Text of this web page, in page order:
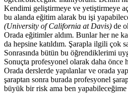
Kendimi geliştirmeye ve yetiştirmeye
bu alanda eğitim alarak bu işi
(University of California at Davis) de
Orada eğitimler aldım. Bunlar her ne
da hepsine katıldım. Şarapla ilgili çok
Sonrasında bütün bu öğrendiklerimi
Sonuçta profesyonel olarak daha önce
Orada derslerde yapılanlar ve orada
şaraptan sonra burada profesyonel
büyük bir risk ama ben yapabileceğime